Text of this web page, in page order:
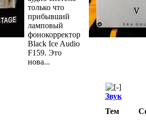
только что
прибывший
ламповый
фонокорректор
Black Ice Audio
F159. Это
нова...
Звук
Тем